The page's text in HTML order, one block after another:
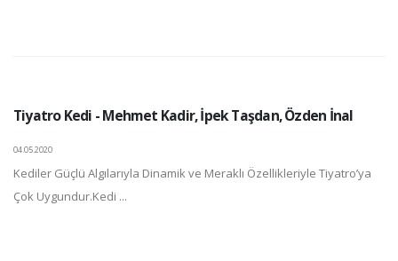
Tiyatro Kedi - Mehmet Kadir, İpek Taşdan, Özden İnal
04.05.2020
Kediler Güçlü Algılarıyla Dinamik ve Meraklı Özellikleriyle Tiyatro’ya
Çok Uygundur.Kedi ...